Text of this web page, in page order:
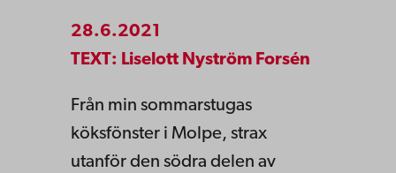
28.6.2021
TEXT: Liselott Nyström Forsén
Från min sommarstugas
köksfönster i Molpe, strax
utanför den södra delen av